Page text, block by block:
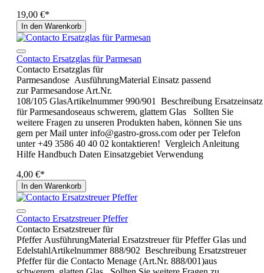
19,00 €*
In den Warenkorb
Contacto Ersatzglas für Parmesan
Contacto Ersatzglas für
Parmesandose AusführungMaterial Einsatz passend
zur Parmesandose Art.Nr.
108/105 GlasArtikelnummer 990/901 Beschreibung Ersatzeinsatz
für Parmesandoseaus schwerem, glattem Glas Sollten Sie
weitere Fragen zu unseren Produkten haben, können Sie uns
gern per Mail unter info@gastro-gross.com oder per Telefon
unter +49 3586 40 40 02 kontaktieren! Vergleich Anleitung
Hilfe Handbuch Daten Einsatzgebiet Verwendung
4,00 €*
In den Warenkorb
Contacto Ersatzstreuer Pfeffer
Contacto Ersatzstreuer für
Pfeffer AusführungMaterial Ersatzstreuer für Pfeffer Glas und
EdelstahlArtikelnummer 888/902 Beschreibung Ersatzstreuer
Pfeffer für die Contacto Menage (Art.Nr. 888/001)aus